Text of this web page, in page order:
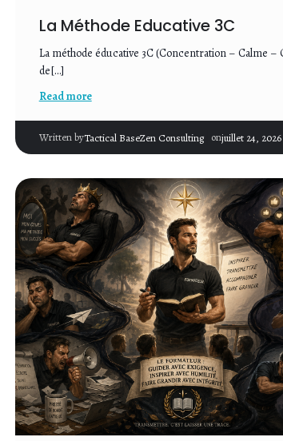
La Méthode Educative 3C
La méthode éducative 3C (Concentration – Calme –
de[…]
Read more
Written byTactical BaseZen Consulting onjuillet 24, 2026